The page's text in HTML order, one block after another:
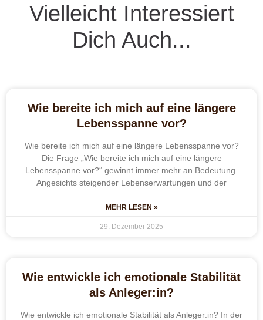
Vielleicht Interessiert
Dich Auch...
Wie bereite ich mich auf eine längere
Lebensspanne vor?
Wie bereite ich mich auf eine längere Lebensspanne vor?
Die Frage „Wie bereite ich mich auf eine längere
Lebensspanne vor?“ gewinnt immer mehr an Bedeutung.
Angesichts steigender Lebenserwartungen und der
MEHR LESEN »
29. Dezember 2025
Wie entwickle ich emotionale Stabilität
als Anleger:in?
Wie entwickle ich emotionale Stabilität als Anleger:in? In der